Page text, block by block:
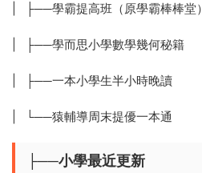
| ├──學霸提高班（原學霸棒棒堂）
| ├──學而思小學數學幾何秘籍
| ├──一本小學生半小時晚讀
| └──猿輔導周末提優一本通
├──小學最近更新